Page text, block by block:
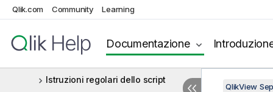
Qlik.com Community Learning
Documentazione
script
Istruzioni di controllo dello script
Prefissi dello script
Istruzioni regolari dello script
QlikView